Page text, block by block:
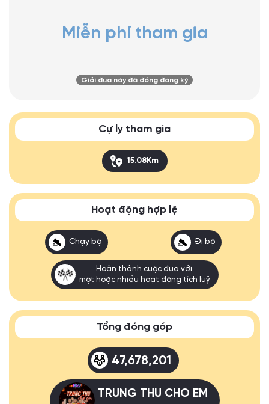
Miễn phí tham gia
Giải đua này đã đóng đăng ký
Cự ly tham gia
15.08Km
Hoạt động hợp lệ
Chạy bộ Đi bộ
Hoàn thành cuộc đua với
một hoặc nhiều hoạt động tích luỹ
Tổng đóng góp
47,678,201
TRUNG THU CHO EM